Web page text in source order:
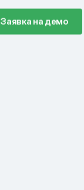
Заявка на демо